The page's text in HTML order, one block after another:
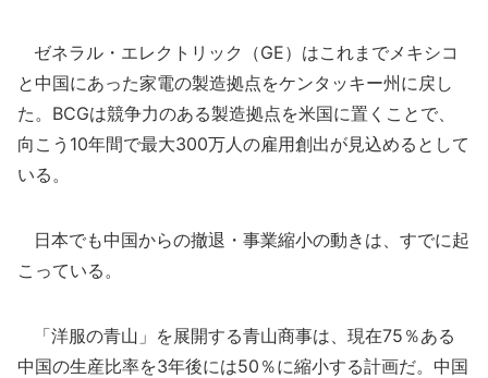
ゼネラル・エレクトリック（GE）はこれまでメキシコ
と中国にあった家電の製造拠点をケンタッキー州に戻し
た。BCGは競争力のある製造拠点を米国に置くことで、
向こう10年間で最大300万人の雇用創出が見込めるとして
いる。
日本でも中国からの撤退・事業縮小の動きは、すでに起
こっている。
「洋服の青山」を展開する青山商事は、現在75％ある
中国の生産比率を3年後には50％に縮小する計画だ。中国